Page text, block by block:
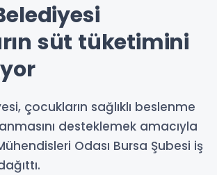
süt tüketimini
çocukların sağlıklı beslenme
desteklemek amacıyla
Odası Bursa Şubesi iş